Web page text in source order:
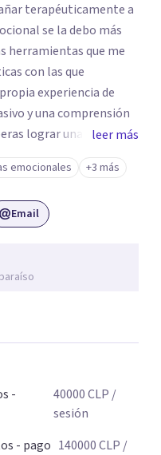
terapéuticamente a
se la debo más
herramientas que me
con las que
experiencia de
lograr una sanación
espero en sesión.
que han convivido por
y ansiedad,
leer más
emocionales +3 más
Email
-
40000CLP /
sesión
- pago 140000CLP /